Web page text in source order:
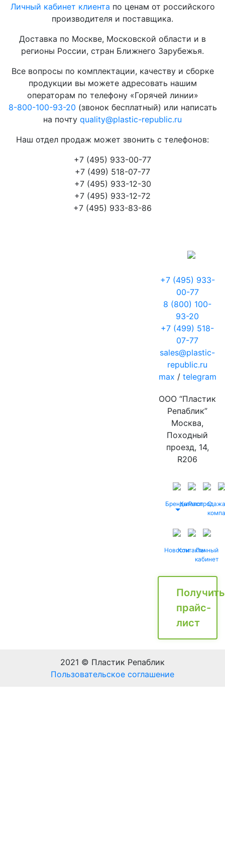
Личный кабинет клиента по ценам от российского
производителя и поставщика.
Доставка по Москве, Московской области и в
регионы России, стран Ближнего Зарубежья.
Все вопросы по комплектации, качеству и сборке
продукции вы можете адресовать нашим
операторам по телефону «Горячей линии»
8-800-100-93-20 (звонок бесплатный) или написать
на почту quality@plastic-republic.ru
Наш отдел продаж может звонить с телефонов:
+7 (495) 933-00-77
+7 (499) 518-07-77
+7 (495) 933-12-30
+7 (495) 933-12-72
+7 (495) 933-83-86
+7 (495) 933-
00-77
8 (800) 100-
93-20
+7 (499) 518-
07-77
sales@plastic-
republic.ru
max / telegram
ООО “Пластик
Репаблик”
Москва,
Походный
проезд, 14,
R206
БрендыКаталог
Распродажа
О
НовостиКонтактыЛичный
кабинет
Получить
прайс-
лист
2021 © Пластик Репаблик
Пользовательское соглашение